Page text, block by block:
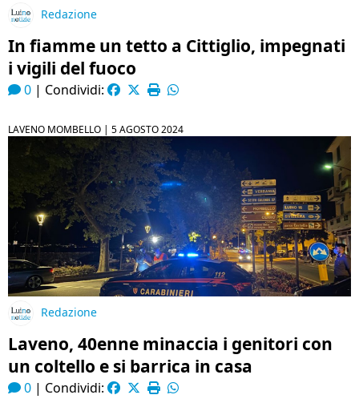
Redazione
In fiamme un tetto a Cittiglio, impegnati
i vigili del fuoco
0 | Condividi:
LAVENO MOMBELLO | 5 AGOSTO 2024
Redazione
Laveno, 40enne minaccia i genitori con
un coltello e si barrica in casa
0 | Condividi: